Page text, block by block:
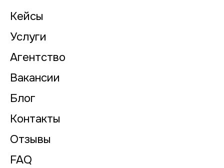
Кейсы
Услуги
Агентство
Вакансии
Блог
Контакты
Отзывы
FAQ